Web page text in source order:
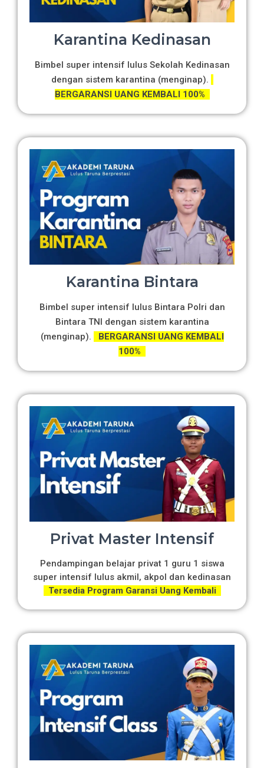
Karantina Kedinasan
Bimbel super intensif lulus Sekolah Kedinasan
dengan sistem karantina (menginap).
BERGARANSI UANG KEMBALI 100%
Karantina Bintara
Bimbel super intensif lulus Bintara Polri dan
Bintara TNI dengan sistem karantina
(menginap).
BERGARANSI UANG KEMBALI
100%
Privat Master Intensif
Pendampingan belajar privat 1 guru 1 siswa
super intensif lulus akmil, akpol dan kedinasan
Tersedia Program Garansi Uang Kembali